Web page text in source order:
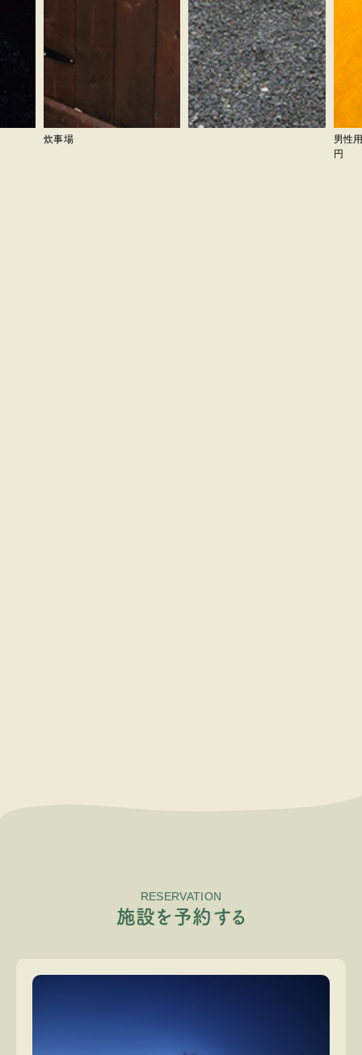
炊事場
男性
円
RESERVATION
施設を 予約 する